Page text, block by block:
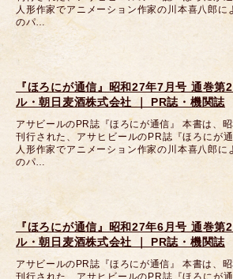
人形作家でアニメーション作家の川本喜八郎
のパ…
『ほろにが通信』昭和27年7月号 通巻第
ル・朝日麦酒株式会社 ｜ PR誌・機関誌
アサビールのPR誌『ほろにが通信』 本書は、
刊行された、アサヒビールのPR誌『ほろにが
人形作家でアニメーション作家の川本喜八郎
のパ…
『ほろにが通信』昭和27年6月号 通巻第
ル・朝日麦酒株式会社 ｜ PR誌・機関誌
アサビールのPR誌『ほろにが通信』 本書は、